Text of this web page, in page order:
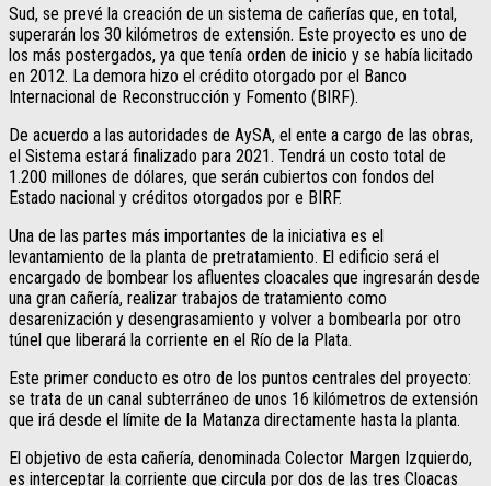
Sud, se prevé la creación de un sistema de cañerías que, en total,
superarán los 30 kilómetros de extensión. Este proyecto es uno de
los más postergados, ya que tenía orden de inicio y se había licitado
en 2012. La demora hizo el crédito otorgado por el Banco
Internacional de Reconstrucción y Fomento (BIRF).
De acuerdo a las autoridades de AySA, el ente a cargo de las obras,
el Sistema estará finalizado para 2021. Tendrá un costo total de
1.200 millones de dólares, que serán cubiertos con fondos del
Estado nacional y créditos otorgados por e BIRF.
Una de las partes más importantes de la iniciativa es el
levantamiento de la planta de pretratamiento. El edificio será el
encargado de bombear los afluentes cloacales que ingresarán desde
una gran cañería, realizar trabajos de tratamiento como
desarenización y desengrasamiento y volver a bombearla por otro
túnel que liberará la corriente en el Río de la Plata.
Este primer conducto es otro de los puntos centrales del proyecto:
se trata de un canal subterráneo de unos 16 kilómetros de extensión
que irá desde el límite de la Matanza directamente hasta la planta.
El objetivo de esta cañería, denominada Colector Margen Izquierdo,
es interceptar la corriente que circula por dos de las tres Cloacas